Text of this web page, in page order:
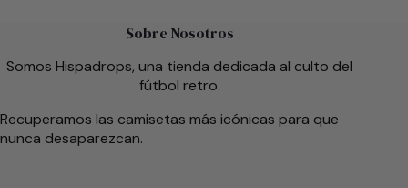
Sobre Nosotros
Somos Hispadrops, una tienda dedicada al culto del
fútbol retro.
Recuperamos las camisetas más icónicas para que
nunca desaparezcan.